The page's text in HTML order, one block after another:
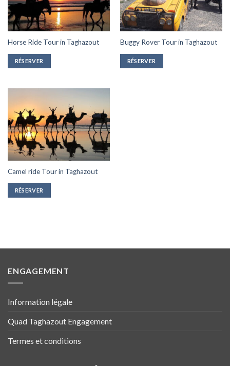
Horse Ride Tour in Taghazout
RÉSERVER
Buggy Rover Tour in Taghazout
RÉSERVER
Camel ride Tour in Taghazout
RÉSERVER
ENGAGEMENT
Information légale
Quad Taghazout Engagement
Termes et conditions